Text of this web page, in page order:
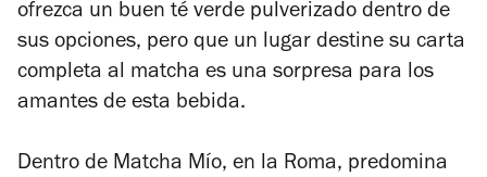
ofrezca un buen té verde pulverizado dentro de
sus opciones, pero que un lugar destine su carta
completa al matcha es una sorpresa para los
amantes de esta bebida.
Dentro de Matcha Mío, en la Roma, predomina